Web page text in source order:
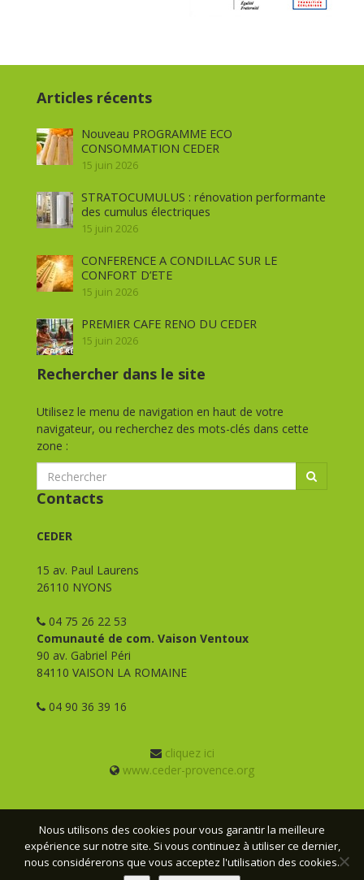
Nous utilisons des cookies pour vous garantir la meilleure
expérience sur notre site. Si vous continuez à utiliser ce dernier,
nous considérerons que vous acceptez l'utilisation des cookies.
Articles récents
Nouveau PROGRAMME ECO
CONSOMMATION CEDER
15 juin 2026
STRATOCUMULUS : rénovation performante
des cumulus électriques
15 juin 2026
CONFERENCE A CONDILLAC SUR LE
CONFORT D’ETE
15 juin 2026
PREMIER CAFE RENO DU CEDER
15 juin 2026
Rechercher dans le site
Utilisez le menu de navigation en haut de votre
navigateur, ou recherchez des mots-clés dans cette
zone :
Contacts
CEDER
15 av. Paul Laurens
26110 NYONS
04 75 26 22 53
Comunauté de com. Vaison Ventoux
90 av. Gabriel Péri
84110 VAISON LA ROMAINE
04 90 36 39 16
cliquez ici
www.ceder-provence.org
© CEDER Provence - 2026 - Tous droits réservés -Mentions
légales- Conception :Webmas